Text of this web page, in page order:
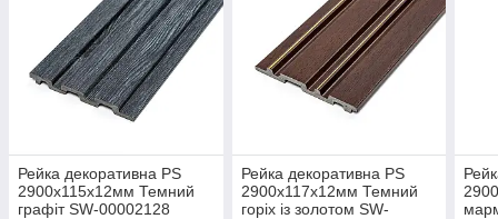
Рейка декоративна PS
2900х115х12мм Темний
графіт SW-00002128
Рейка декоративна PS
2900х117х12мм Темний
горіх із золотом SW-